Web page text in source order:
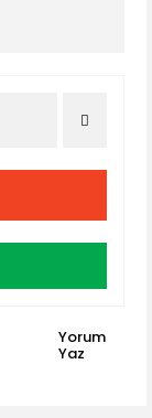
Yorum
Yaz